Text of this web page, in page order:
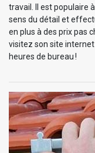
travail. Il est populaire
sens du détail et
en plus à des prix pas
visitez son site
heures de bureau !